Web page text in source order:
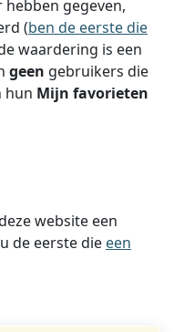
gegeven,
(ben de eerste die
waardering is een
geen gebruikers die
hun Mijn favorieten
website een
de eerste die een